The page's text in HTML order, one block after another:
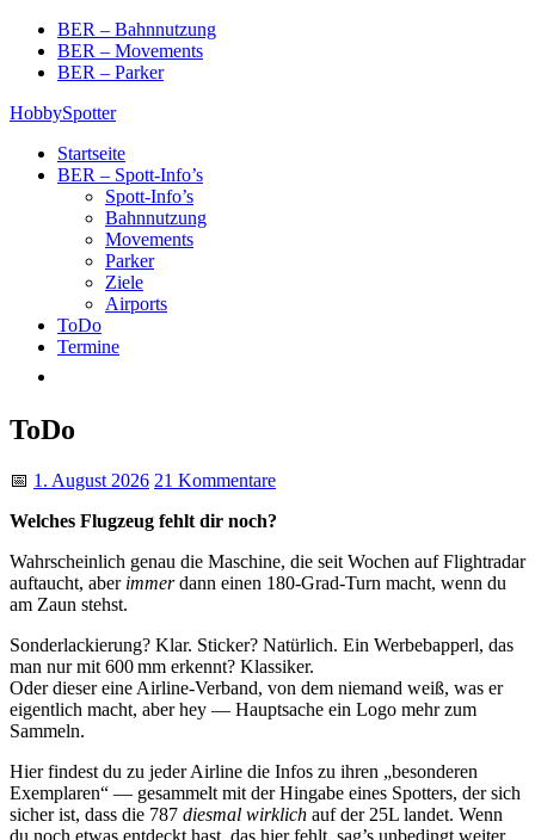
Skip
content
BER – Bahnnutzung
BER – Movements
BER – Parker
HobbySpotter
Startseite
BER – Spott-Info’s
Spott-Info’s
Bahnnutzung
Movements
Parker
Ziele
Airports
ToDo
Termine
ToDo
📅 1. August 2026 21 Kommentare
Welches Flugzeug fehlt dir noch?
Wahrscheinlich genau die Maschine, die seit Wochen auf Flightradar
auftaucht, aber immerdann einen 180‑Grad‑Turn macht, wenn du
am Zaun stehst.
Sonderlackierung? Klar. Sticker? Natürlich. Ein Werbebapperl, das
man nur mit 600 mm erkennt? Klassiker.
Oder dieser eine Airline‑Verband, von dem niemand weiß, was er
eigentlich macht, aber hey — Hauptsache ein Logo mehr zum
Sammeln.
Hier findest du zu jeder Airline die Infos zu ihren „besonderen
Exemplaren“ — gesammelt mit der Hingabe eines Spotters, der sich
sicher ist, dass die 787 diesmal wirklich auf der 25L landet. Wenn
du noch etwas entdeckt hast, das hier fehlt, sag’s unbedingt weiter.